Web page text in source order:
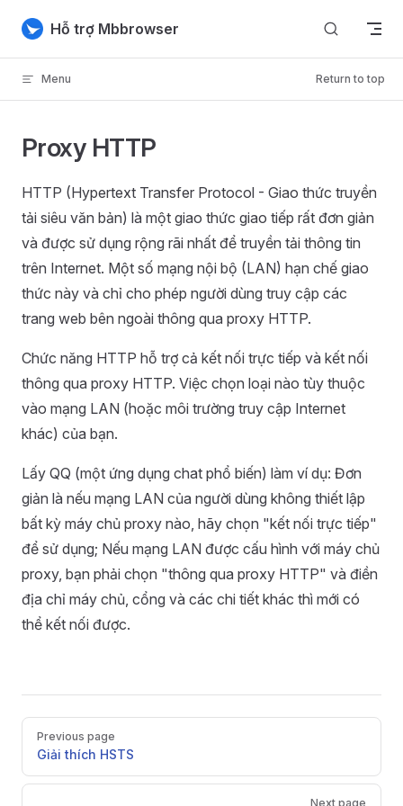
Skip to content
Hỗ trợ Mbbrowser
Menu Return to top
Proxy HTTP
HTTP (Hypertext Transfer Protocol - Giao thức truyền
tải siêu văn bản) là một giao thức giao tiếp rất đơn giản
và được sử dụng rộng rãi nhất để truyền tải thông tin
trên Internet. Một số mạng nội bộ (LAN) hạn chế giao
thức này và chỉ cho phép người dùng truy cập các
trang web bên ngoài thông qua proxy HTTP.
Chức năng HTTP hỗ trợ cả kết nối trực tiếp và kết nối
thông qua proxy HTTP. Việc chọn loại nào tùy thuộc
vào mạng LAN (hoặc môi trường truy cập Internet
khác) của bạn.
Lấy QQ (một ứng dụng chat phổ biến) làm ví dụ: Đơn
giản là nếu mạng LAN của người dùng không thiết lập
bất kỳ máy chủ proxy nào, hãy chọn "kết nối trực tiếp"
để sử dụng; Nếu mạng LAN được cấu hình với máy chủ
proxy, bạn phải chọn "thông qua proxy HTTP" và điền
địa chỉ máy chủ, cổng và các chi tiết khác thì mới có
thể kết nối được.
Pager
Previous page
Giải thích HSTS
Next page